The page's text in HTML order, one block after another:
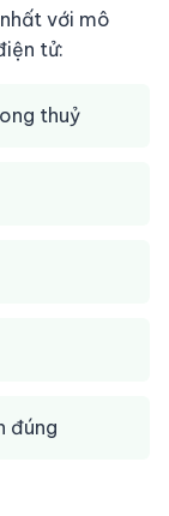
với mô
tử:
thuỷ
đúng